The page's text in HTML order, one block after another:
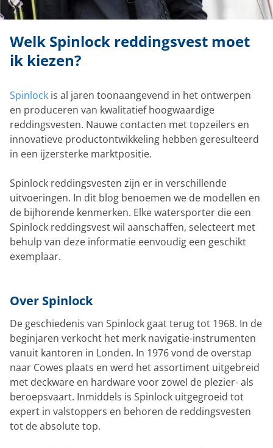
Welk Spinlock reddingsvest moet
ik kiezen?
Spinlock is al jaren toonaangevend in het ontwerpen
en produceren van kwalitatief hoogwaardige
reddingsvesten. Nauwe contacten met topzeilers en
innovatieve productontwikkeling hebben geresulteerd
in een ijzersterke marktpositie.
Spinlock reddingsvesten zijn er in verschillende
uitvoeringen. In dit blog benoemen we de modellen en
de bijhorende kenmerken. Elke watersporter die een
Spinlock reddingsvest wil aanschaffen, selecteert met
behulp van deze informatie eenvoudig een geschikt
exemplaar.
Over Spinlock
De geschiedenis van Spinlock gaat terug tot 1968. In de
beginjaren verkocht het merk navigatie-instrumenten
vanuit kantoren in Londen. In 1976 vond de overstap
naar Cowes plaats en werd het assortiment uitgebreid
met deckware en hardware voor zowel de plezier- als
beroepsvaart. Inmiddels is Spinlock uitgegroeid tot
expert in valstoppers en behoren de reddingsvesten
tot de absolute top.